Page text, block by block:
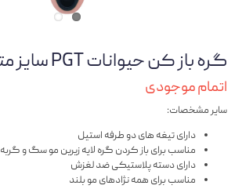
گره باز کن حیوانات PGT سایز متوسط
اتمام موجودی
سایر مشخصات:
دارای تیغه های دو طرفه استیل
مناسب برای باز کردن گره لایه زیرین مو سگ و گربه
دارای دسته پلاستیکی ضد لغزش
مناسب برای همه نژادهای مو بلند